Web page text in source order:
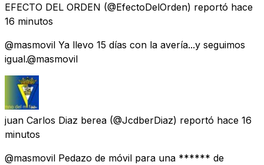
EFECTO DEL ORDEN (@EfectoDelOrden) reportó hace
16 minutos
@masmovil Ya llevo 15 días con la avería...y seguimos
igual.@masmovil
juan Carlos Diaz berea (@JcdberDiaz) reportó hace 16
minutos
@masmovil Pedazo de móvil para una ****** de